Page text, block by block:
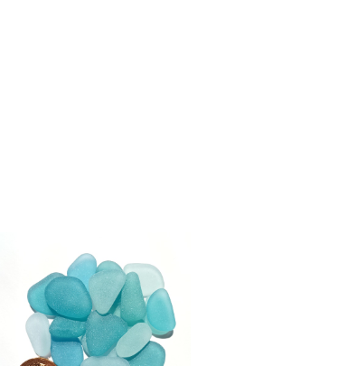
SS-511(2～2.5cm/クラフト
用)水色系シーグラス素材
¥600
SOLD OUT